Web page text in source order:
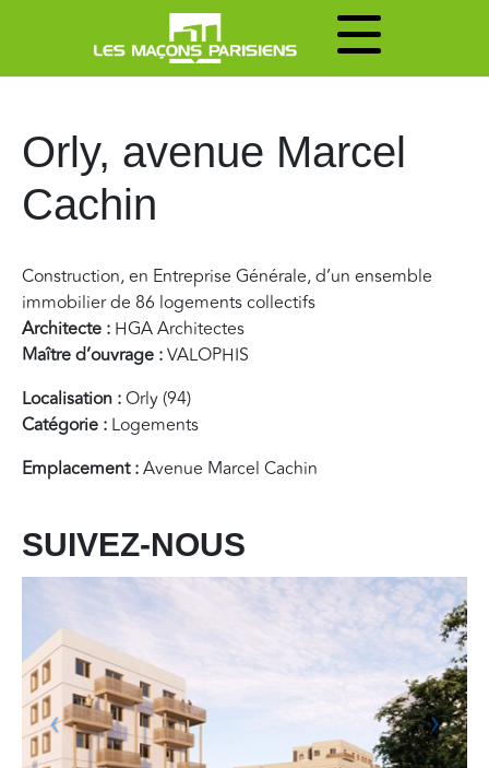
Orly, avenue Marcel
Cachin
Construction, en Entreprise Générale, d’un ensemble
immobilier de 86 logements collectifs
Architecte : HGA Architectes
Maître d’ouvrage :VALOPHIS
Localisation :Orly (94)
Catégorie : Logements
Emplacement :Avenue Marcel Cachin
SUIVEZ-NOUS